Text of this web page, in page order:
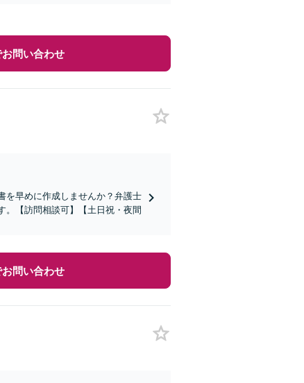
お問い合わせ
を早めに作成しませんか？弁護士
。【訪問相談可】【土日祝・夜間
お問い合わせ